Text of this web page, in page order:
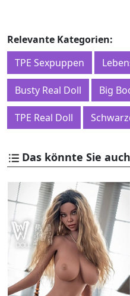
Relevante Kategorien:
TPE Sexpuppen
Busty Real Doll Big
TPE Real Doll
Das könnte Sie